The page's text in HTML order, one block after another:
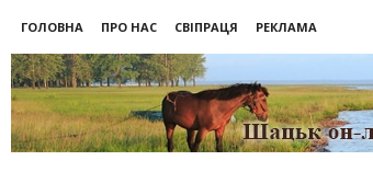
ГОЛОВНА ПРО НАС СВІПРАЦЯ
РЕКЛАМА